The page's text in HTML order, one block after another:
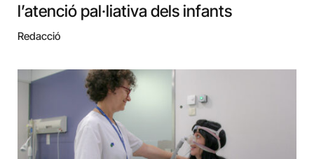
l’atenció pal·liativa dels infants
Redacció